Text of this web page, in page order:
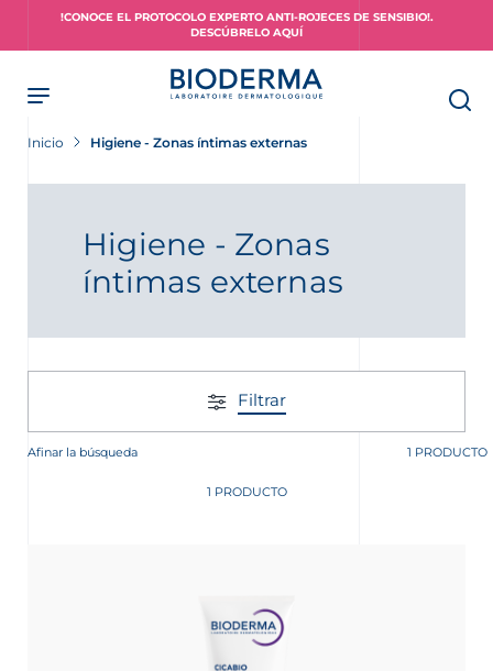
!CONOCE EL PROTOCOLO EXPERTO ANTI-ROJECES DE SENSIBIO!.
DESCÚBRELO AQUÍ
Inicio Higiene - Zonas íntimas externas
Higiene - Zonas
íntimas externas
Filtrar
Afinar la búsqueda 1 PRODUCTO
1 PRODUCTO